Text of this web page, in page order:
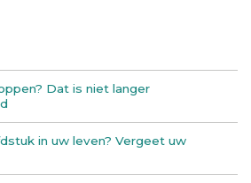
Dat is niet langer
in uw leven? Vergeet uw